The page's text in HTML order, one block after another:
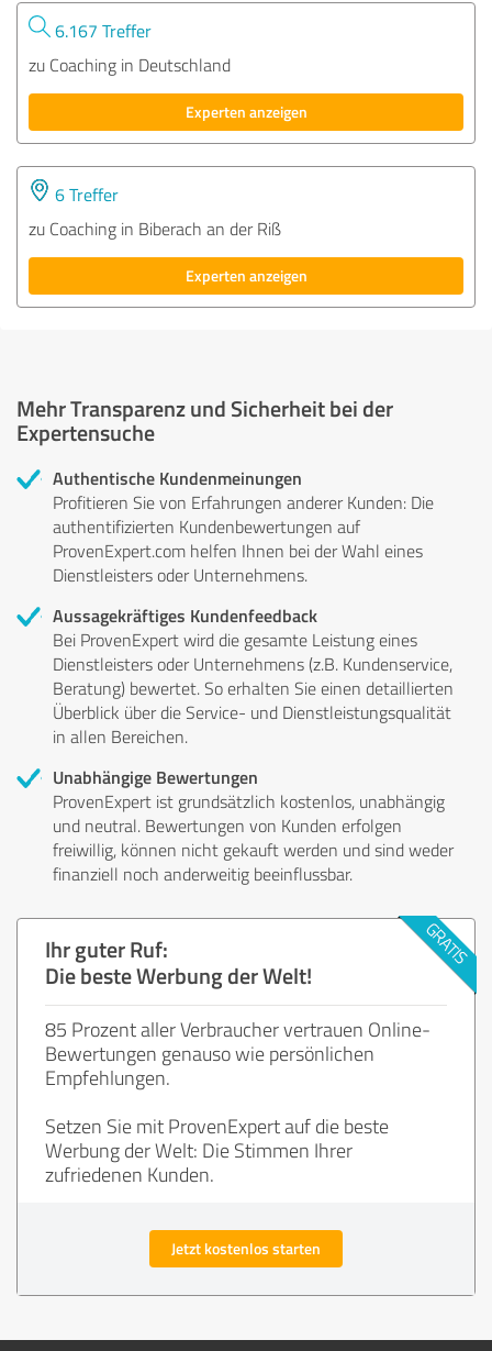
6.167 Treffer
zu Coaching in Deutschland
Experten anzeigen
6 Treffer
zu Coaching in Biberach an der Riß
Experten anzeigen
Mehr Transparenz und Sicherheit bei der
Expertensuche
Authentische Kundenmeinungen
Profitieren Sie von Erfahrungen anderer Kunden: Die
authentifizierten Kundenbewertungen auf
ProvenExpert.com helfen Ihnen bei der Wahl eines
Dienstleisters oder Unternehmens.
Aussagekräftiges Kundenfeedback
Bei ProvenExpert wird die gesamte Leistung eines
Dienstleisters oder Unternehmens (z.B. Kundenservice,
Beratung) bewertet. So erhalten Sie einen detaillierten
Überblick über die Service- und Dienstleistungsqualität
in allen Bereichen.
Unabhängige Bewertungen
ProvenExpert ist grundsätzlich kostenlos, unabhängig
und neutral. Bewertungen von Kunden erfolgen
freiwillig, können nicht gekauft werden und sind weder
finanziell noch anderweitig beeinflussbar.
Ihr guter Ruf:
Die beste Werbung der Welt!
85 Prozent aller Verbraucher vertrauen Online-
Bewertungen genauso wie persönlichen
Empfehlungen.
Setzen Sie mit ProvenExpert auf die beste
Werbung der Welt: Die Stimmen Ihrer
zufriedenen Kunden.
Jetzt kostenlos starten